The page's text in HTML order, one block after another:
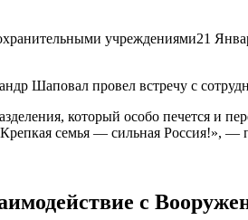
учреждениями21
Шаповал провел встречу с
который особо печется
семья — сильная Россия!», —
с